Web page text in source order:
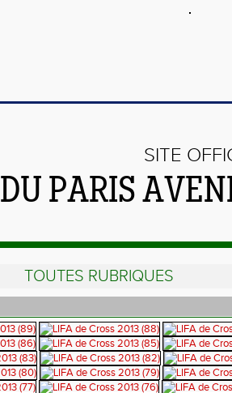
SITE
DU PARIS
TOUTES RUBRIQUES